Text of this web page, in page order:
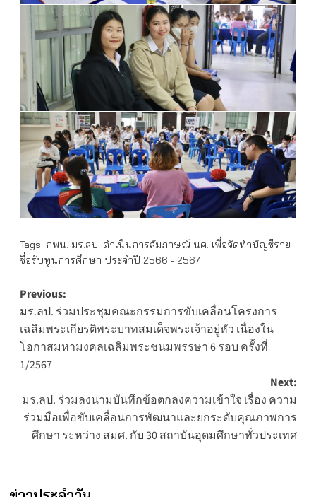
Tags: กพน. มร.ลป. ดำเนินการสัมภาษณ์ นศ. เพื่อจัดทำบัญชีราย
ชื่อรับทุนการศึกษา ประจำปี 2566 - 2567
Post
navigation
Previous:
มร.ลป. ร่วมประชุมคณะกรรมการขับเคลื่อนโครงการ
เฉลิมพระเกียรติพระบาทสมเด็จพระเจ้าอยู่หัว เนื่องใน
โอกาสมหามงคลเฉลิมพระชนมพรรษา 6 รอบ ครั้งที่
1/2567
Next:
มร.ลป. ร่วมลงนามบันทึกข้อตกลงความเข้าใจ เรื่อง ความ
ร่วมมือเพื่อขับเคลื่อนการพัฒนาและยกระดับคุณภาพการ
ศึกษา ระหว่าง สมศ. กับ 30 สถาบันอุดมศึกษาทั่วประเทศ